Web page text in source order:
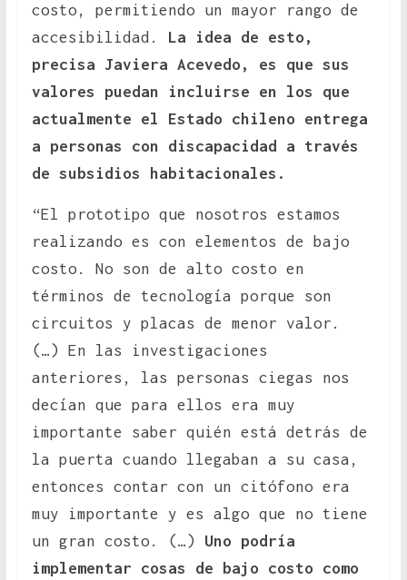
costo, permitiendo un mayor rango de
accesibilidad. La idea de esto,
precisa Javiera Acevedo, es que sus
valores puedan incluirse en los que
actualmente el Estado chileno entrega
a personas con discapacidad a través
de subsidios habitacionales.
“El prototipo que nosotros estamos
realizando es con elementos de bajo
costo. No son de alto costo en
términos de tecnología porque son
circuitos y placas de menor valor.
(…) En las investigaciones
anteriores, las personas ciegas nos
decían que para ellos era muy
importante saber quién está detrás de
la puerta cuando llegaban a su casa,
entonces contar con un citófono era
muy importante y es algo que no tiene
un gran costo. (…) Uno podría
implementar cosas de bajo costo como